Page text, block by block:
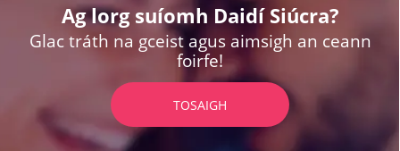
Ag lorg suíomh Daidí Siúcra?
Glac tráth na gceist agus aimsigh an ceann
foirfe!
TOSAIGH